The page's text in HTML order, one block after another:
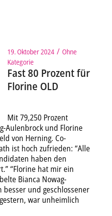
19. Oktober 2024 / Ohne
Kategorie
Fast 80 Prozent für
Florine OLD
Mit 79,250 Prozent
Aulenbrock und Florine
von Herning. Co-
ist hoch zufrieden: “Alle
haben den
“Florine hat mir ein
Bianca Nowag-
und geschlossener
war unheimlich